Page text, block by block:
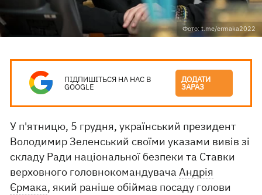
Фото: t.me/ermaka2022
ПІДПИШІТЬСЯ НА НАС В
GOOGLE
ДОДАТИ
ЗАРАЗ
У п'ятницю, 5 грудня, український президент
Володимир Зеленський своїми указами вивів зі
складу Ради національної безпеки та Ставки
верховного головнокомандувачаАндрія
Єрмака, який раніше обіймав посаду голови